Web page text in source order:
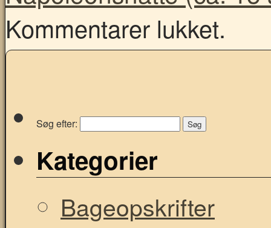
Kommentarer lukket.
Søg efter:
Kategorier
Bageopskrifter